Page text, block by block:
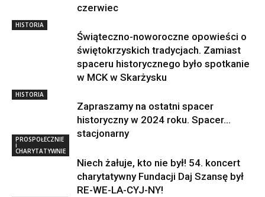
czerwiec
HISTORIA
Świąteczno-noworoczne opowieści o
świętokrzyskich tradycjach. Zamiast
spaceru historycznego było spotkanie
w MCK w Skarżysku
HISTORIA
Zapraszamy na ostatni spacer
historyczny w 2024 roku. Spacer…
stacjonarny
PROSPOŁECZNIE
i
CHARYTATYWNIE
Niech żałuje, kto nie był! 54. koncert
charytatywny Fundacji Daj Szansę był
RE-WE-LA-CYJ-NY!